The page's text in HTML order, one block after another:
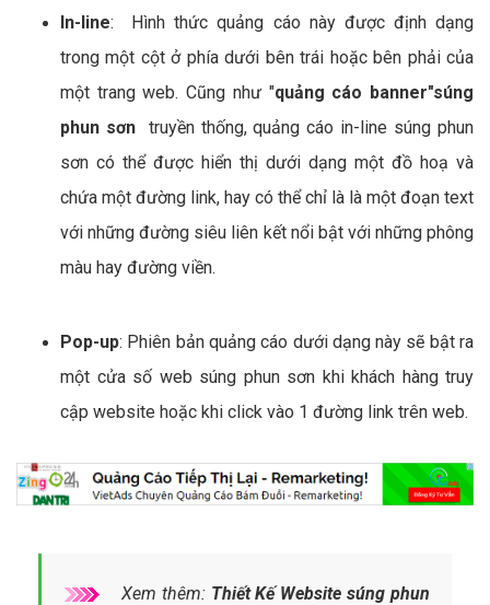
In-line: Hình thức quảng cáo này được định dạng
trong một cột ở phía dưới bên trái hoặc bên phải của
một trang web. Cũng như "quảng cáo banner"súng
phun sơn
truyền thống, quảng cáo in-line súng phun
sơn có thể được hiển thị dưới dạng một đồ hoạ và
chứa một đường link, hay có thể chỉ là là một đoạn text
với những đường siêu liên kết nổi bật với những phông
màu hay đường viền.
Pop-up: Phiên bản quảng cáo dưới dạng này sẽ bật ra
một cửa số web súng phun sơn khi khách hàng truy
cập website hoặc khi click vào 1 đường link trên web.
Xem thêm: Thiết Kế Website súng phun